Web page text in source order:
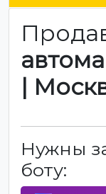
|
Нужны
боту: